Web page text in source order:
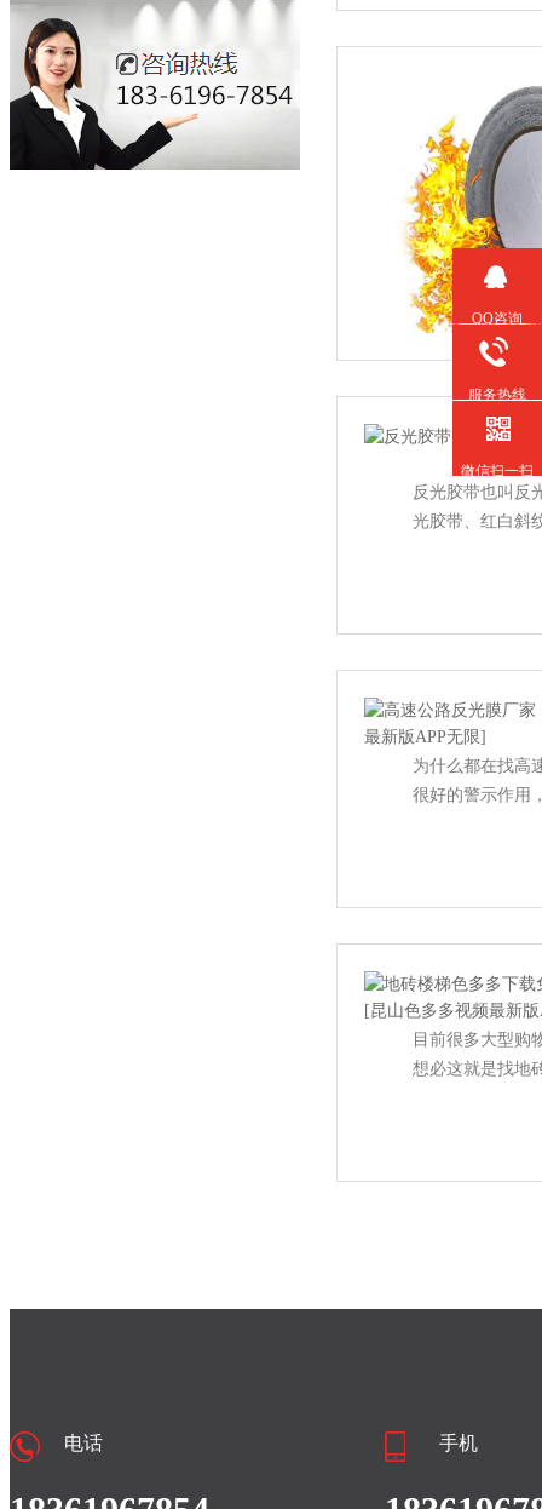
反光胶带也叫反光
光胶带、红白
为什么都在找高
很好的警示作用
目前很多大型购物
想必这就是找地
电话 手机
QQ咨询
服务热线
微信扫一扫